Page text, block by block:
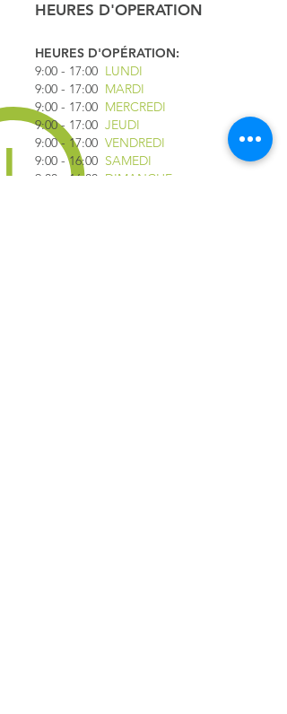
HEURES D'OPERATION
HEURES D'OPÉRATION:
9:00 - 17:00 LUNDI
9:00 - 17:00 MARDI
9:00 - 17:00 MERCREDI
9:00 - 17:00 JEUDI
9:00 - 17:00 VENDREDI
9:00 - 16:00 SAMEDI
9:00 - 16:00 DIMANCHE